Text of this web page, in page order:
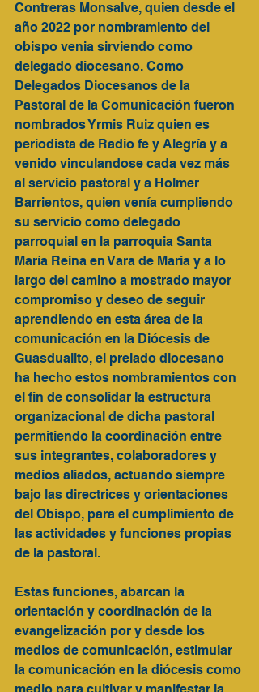
Contreras Monsalve, quien desde el
año 2022 por nombramiento del
obispo venia sirviendo como
delegado diocesano. Como
Delegados Diocesanos de la
Pastoral de la Comunicación fueron
nombrados Yrmis Ruiz quien es
periodista de Radio fe y Alegría y a
venido vinculandose cada vez más
al servicio pastoral y a Holmer
Barrientos, quien venía cumpliendo
su servicio como delegado
parroquial en la parroquia Santa
María Reina en Vara de Maria y a lo
largo del camino a mostrado mayor
compromiso y deseo de seguir
aprendiendo en esta área de la
comunicación en la Diócesis de
Guasdualito, el prelado diocesano
ha hecho estos nombramientos con
el fin de consolidar la estructura
organizacional de dicha pastoral
permitiendo la coordinación entre
sus integrantes, colaboradores y
medios aliados, actuando siempre
bajo las directrices y orientaciones
del Obispo, para el cumplimiento de
las actividades y funciones propias
de la pastoral.
Estas funciones, abarcan la
orientación y coordinación de la
evangelización por y desde los
medios de comunicación, estimular
la comunicación en la diócesis como